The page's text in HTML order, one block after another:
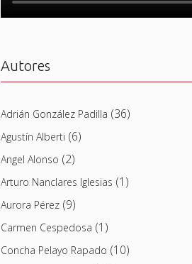
Autores
Adrián González Padilla (36)
Agustín Alberti (6)
Angel Alonso (2)
Arturo Nanclares Iglesias (1)
Aurora Pérez(9)
Carmen Cespedosa (1)
Concha Pelayo Rapado (10)